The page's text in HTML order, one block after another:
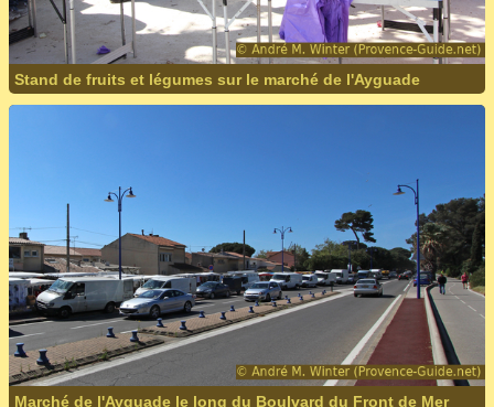
Stand de fruits et légumes sur le marché de l'Ayguade
Marché de l'Ayguade le long du Boulvard du Front de Mer